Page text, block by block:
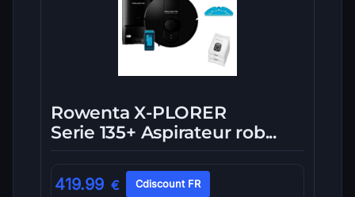
Rowenta X-PLORER
Serie 135+ Aspirateur rob...
419.99 € Cdiscount FR